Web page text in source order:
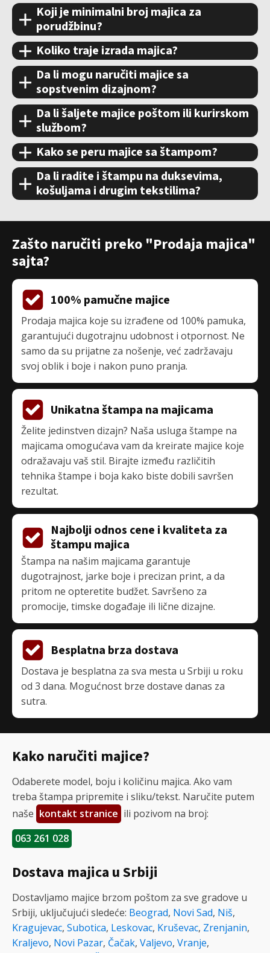
Koji je minimalni broj majica za
porudžbinu?
Koliko traje izrada majica?
Da li mogu naručiti majice sa
sopstvenim dizajnom?
Da li šaljete majice poštom ili kurirskom
službom?
Kako se peru majice sa štampom?
Da li radite i štampu na duksevima,
košuljama i drugim tekstilima?
Zašto naručiti preko "Prodaja majica"
sajta?
100% pamučne majice
Prodaja majica koje su izrađene od 100% pamuka,
garantujući dugotrajnu udobnost i otpornost. Ne
samo da su prijatne za nošenje, već zadržavaju
svoj oblik i boje i nakon puno pranja.
Unikatna štampa na majicama
Želite jedinstven dizajn? Naša usluga štampe na
majicama omogućava vam da kreirate majice koje
odražavaju vaš stil. Birajte između različitih
tehnika štampe i boja kako biste dobili savršen
rezultat.
Najbolji odnos cene i kvaliteta za
štampu majica
Štampa na našim majicama garantuje
dugotrajnost, jarke boje i precizan print, a da
pritom ne opteretite budžet. Savršeno za
promocije, timske događaje ili lične dizajne.
Besplatna brza dostava
Dostava je besplatna za sva mesta u Srbiji u roku
od 3 dana. Mogućnost brze dostave danas za
sutra.
Kako naručiti majice?
Odaberete model, boju i količinu majica. Ako vam
treba štampa pripremite i sliku/tekst. Naručite putem
naše kontakt stranice ili pozivom na broj:
063 261 028
Dostava majica u Srbiji
Dostavljamo majice brzom poštom za sve gradove u
Srbiji, uključujući sledeće: Beograd, Novi Sad, Niš,
Kragujevac, Subotica, Leskovac, Kruševac, Zrenjanin,
Kraljevo, Novi Pazar, Čačak, Valjevo, Vranje,